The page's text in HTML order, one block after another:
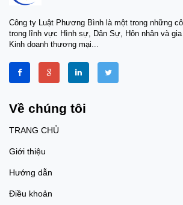
Công ty Luật Phương Bình là một trong những
trong lĩnh vực Hình sự, Dân Sự, Hôn nhân và gia
Kinh doanh thương mại...
Về chúng tôi
TRANG CHỦ
Giới thiệu
Hướng dẫn
Điều khoản